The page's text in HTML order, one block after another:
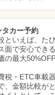
カー予約
といえば、た
面で安心でき
の最大
税・ETC車載
、金額比較が